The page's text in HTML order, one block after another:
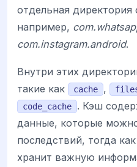
отдельная директория
например,
com.instagram.android.
Внутри этих
такие как
cache ,
code_cache
. Кэш
данные, которые
последствий, тогда
хранит важную